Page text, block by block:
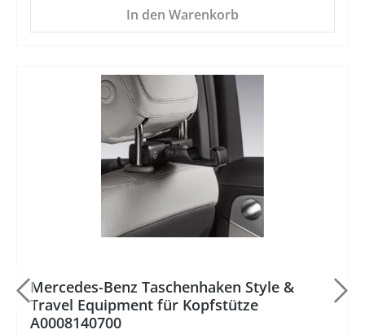
In den Warenkorb
Mercedes-Benz Taschenhaken Style &
Travel Equipment für Kopfstütze
A0008140700